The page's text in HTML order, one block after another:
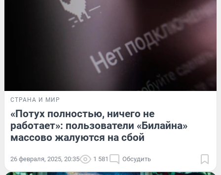
СТРАНА И МИР
«Потух полностью, ничего не
работает»: пользователи «Билайна»
массово жалуются на сбой
26 февраля, 2025, 20:35 1 581 Обсудить